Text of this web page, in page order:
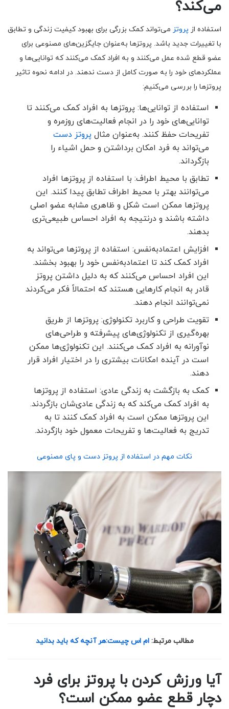
می‌کند؟
استفاده از پروتز می‌تواند کمک بزرگی برای بهبود کیفیت زندگی و تطابق
با تغییرات جدید باشد. پروتزها به‌عنوان جایگزین‌های مصنوعی برای
عضو قطع شده عمل می‌کنند و به افراد کمک می‌کنند که توانایی‌ها و
عملکردهای خود را به صورت کامل از دست ندهند. در ادامه نحوه تاثیر
پروتزها را بررسی می‌کنیم:
استفاده از توانایی‌ها: پروتزها به افراد کمک می‌کنند تا
توانایی‌های خود را در انجام فعالیت‌های روزمره و
تفریحات حفظ کنند. به‌عنوان مثال پروتز دست
می‌تواند به فرد امکان برداشتن و حمل اشیاء را
بازگرداند.
تطابق با محیط اطراف: با استفاده از پروتزها افراد
می‌توانند بهتر با محیط اطراف تطابق پیدا کنند. این
پروتزها ممکن است شکل و ظاهری مشابه عضو اصلی
داشته باشند و درنتیجه به افراد احساس طبیعی‌تری
بدهند.
افزایش اعتمادبه‌نفس: استفاده از پروتزها می‌تواند به
افراد کمک کند تا اعتمادبه‌نفس خود را بهبود بخشند.
این افراد احساس می‌کنند که به دلیل داشتن پروتز
قادر به انجام کارهایی هستند که احتمالاً فکر می‌کردند
نمی‌توانند انجام دهند.
تقویت طراحی و کاربرد تکنولوژی: پروتزها از طریق
بهره‌گیری از تکنولوژی‌های پیشرفته و طراحی‌های
نوآورانه به افراد کمک می‌کنند. این تکنولوژی‌ها ممکن
است در آینده امکانات بیشتری را در اختیار افراد قرار
دهند.
کمک به بازگشت به زندگی عادی: استفاده از پروتزها
به افراد کمک می‌کند که به زندگی عادی‌شان بازگردند.
این پروتزها ممکن است به افراد کمک کنند تا به
تدریج به فعالیت‌ها و تفریحات معمول خود بازگردند.
نکات مهم در استفاده از پروتز دست و پای مصنوعی
مطالب مرتبط:ام اس چیست:هر آنچه که باید بدانید
آیا ورزش کردن با پروتز برای فرد
دچار قطع عضو ممکن است؟